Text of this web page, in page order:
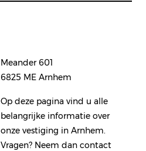
Meander 601
6825 ME Arnhem
Op deze pagina vind u alle
belangrijke informatie over
onze vestiging in Arnhem.
Vragen? Neem dan contact